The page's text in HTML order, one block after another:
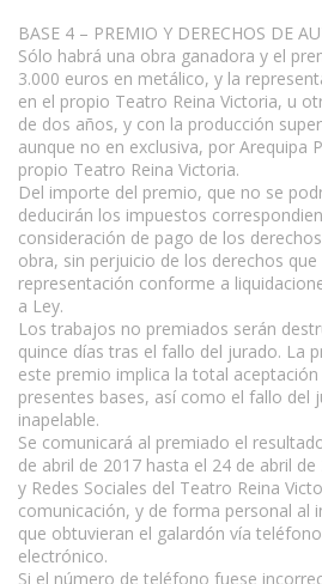
BASE 4 – PREMIO Y DERECHOS DE
Sólo habrá una obra ganadora y el
3.000 euros en metálico, y la
en el propio Teatro Reina Victoria, u
de dos años, y con la producción
aunque no en exclusiva, por Arequipa
propio Teatro Reina Victoria.
Del importe del premio, que no se
deducirán los impuestos
consideración de pago de los
obra, sin perjuicio de los derechos
representación conforme a
a Ley.
Los trabajos no premiados serán
quince días tras el fallo del jurado. La
este premio implica la total
presentes bases, así como el fallo del
inapelable.
Se comunicará al premiado el
de abril de 2017 hasta el 24 de abril
y Redes Sociales del Teatro Reina
comunicación, y de forma personal al
que obtuvieran el galardón vía
electrónico.
Si el número de teléfono fuese